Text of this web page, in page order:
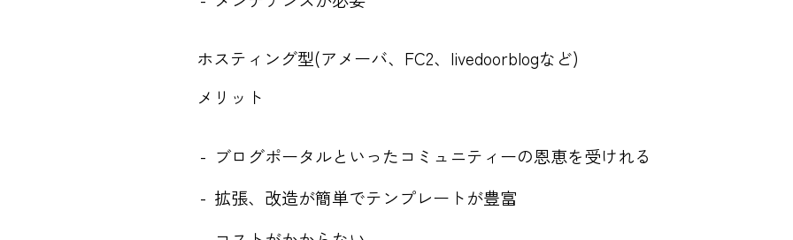
ホスティング型(アメーバ、FC2、livedoorblogなど)
メリット
ブログポータルといったコミュニティーの恩恵を受けれる
拡張、改造が簡単でテンプレートが豊富